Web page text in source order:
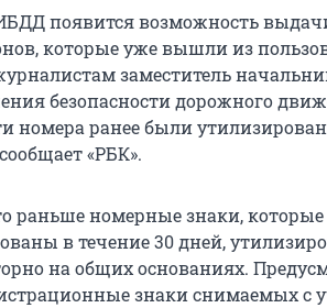
появится возможность
которые уже вышли из
заместитель
безопасности дорожного
номера ранее были
«РБК».
раньше номерные знаки,
в течение 30 дней,
на общих основаниях.
знаки снимаемых с